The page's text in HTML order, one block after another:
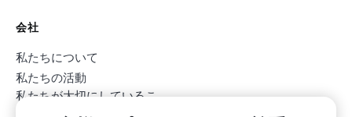
会社
私たちについて
私たちの活動
私たちが大切にしているこ